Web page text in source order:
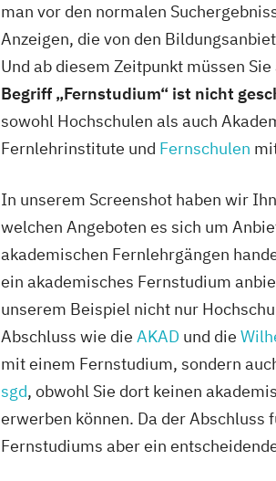
man vor den normalen
Anzeigen, die von den
Und ab diesem Zeitpunkt müssen
Begriff „Fernstudium“ ist nicht
sowohl Hochschulen als auch
Fernlehrinstitute und Fernschulen
In unserem Screenshot haben wir
welchen Angeboten es sich um
akademischen Fernlehrgängen
ein akademisches Fernstudium
unserem Beispiel nicht nur
Abschluss wie die AKAD und die
mit einem Fernstudium, sondern
sgd, obwohl Sie dort keinen
erwerben können. Da der Abschluss
Fernstudiums aber ein